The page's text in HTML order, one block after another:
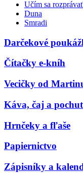
Učím sa
Duna
Smradi
Darčekové
Čítačky e-kníh
Vecičky od
Káva, čaj a
Hrnčeky a fľaše
Papiernictvo
Zápisníky a